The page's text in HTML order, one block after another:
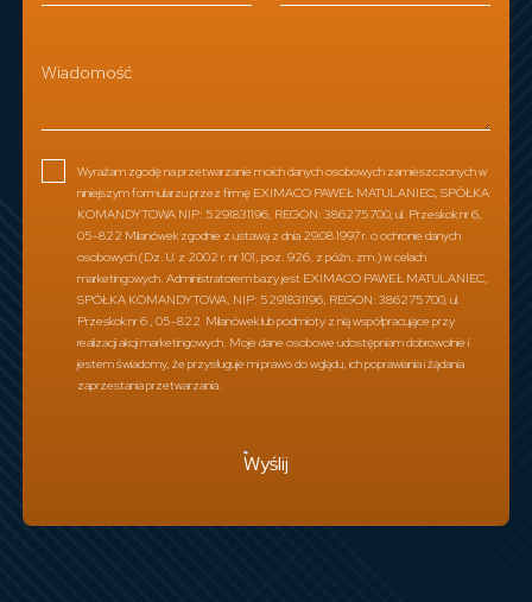
Wiadomość
Wyrażam zgodę na przetwarzanie moich danych osobowych zamieszczonych w
niniejszym formularzu przez firmę EXIMACO PAWEŁ MATULANIEC, SPÓŁKA
KOMANDYTOWA NIP: 5291831196, REGON: 386275700, ul. Przeskok nr 6,
05-822 Milanówek zgodnie z ustawą z dnia 29.08.1997 r. o ochronie danych
osobowych (Dz. U. z 2002 r. nr 101, poz. 926, z późn. zm.) w celach
marketingowych. Administratorem bazy jest EXIMACO PAWEŁ MATULANIEC,
SPÓŁKA KOMANDYTOWA, NIP: 5291831196, REGON: 386275700, ul.
Przeskok nr 6 , 05-822 Milanówek lub podmioty z nią współpracujące przy
realizacji akcji marketingowych. Moje dane osobowe udostępniam dobrowolnie i
jestem świadomy, że przysługuje mi prawo do wglądu, ich poprawiania i żądania
zaprzestania przetwarzania.
Wyślij